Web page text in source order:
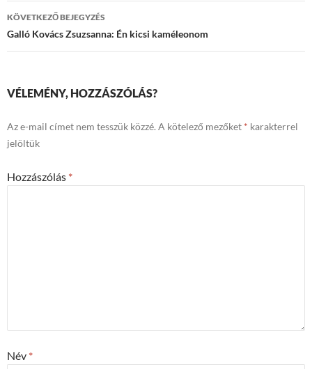
KÖVETKEZŐ BEJEGYZÉS
Galló Kovács Zsuzsanna: Én kicsi kaméleonom
VÉLEMÉNY, HOZZÁSZÓLÁS?
Az e-mail címet nem tesszük közzé. A kötelező mezőket * karakterrel
jelöltük
Hozzászólás *
Név *